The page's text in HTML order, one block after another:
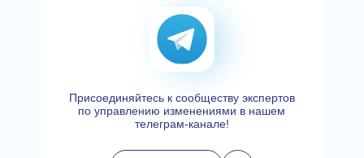
Присоединяйтесь к сообществу экспертов
по управлению изменениями в нашем
телеграм-канале!